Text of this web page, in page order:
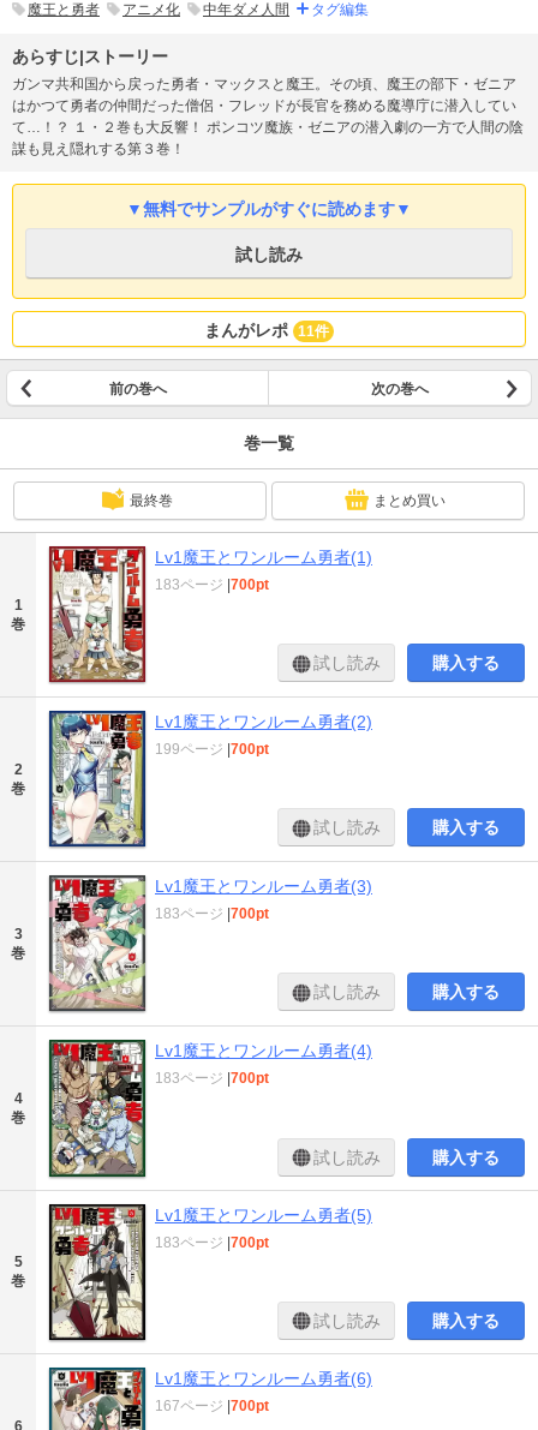
魔王と勇者 アニメ化 中年ダメ人間 タグ編集
あらすじ|ストーリー
ガンマ共和国から戻った勇者・マックスと魔王。その頃、魔王の部下・ゼニア
はかつて勇者の仲間だった僧侶・フレッドが長官を務める魔導庁に潜入してい
て…！？ １・２巻も大反響！ ポンコツ魔族・ゼニアの潜入劇の一方で人間の陰
謀も見え隠れする第３巻！
▼無料でサンプルがすぐに読めます▼
試し読み
まんがレポ 11件
前の巻へ 次の巻へ
巻一覧
最終巻 まとめ買い
1
巻
Lv1魔王とワンルーム勇者(1)
183ページ |700pt
試し読み 購入する
2
巻
Lv1魔王とワンルーム勇者(2)
199ページ |700pt
試し読み 購入する
3
巻
Lv1魔王とワンルーム勇者(3)
183ページ |700pt
試し読み 購入する
4
巻
Lv1魔王とワンルーム勇者(4)
183ページ |700pt
試し読み 購入する
5
巻
Lv1魔王とワンルーム勇者(5)
183ページ |700pt
試し読み 購入する
6
Lv1魔王とワンルーム勇者(6)
167ページ |700pt